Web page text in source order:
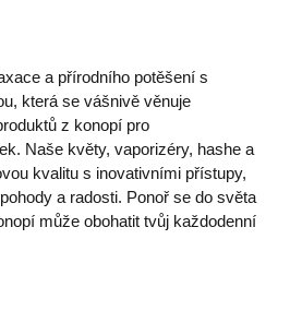
a přírodního potěšení s
která se vášnivě věnuje
z konopí pro
Naše květy, vaporizéry, hashe a
kvalitu s inovativními přístupy,
a radosti. Ponoř se do světa
může obohatit tvůj každodenní